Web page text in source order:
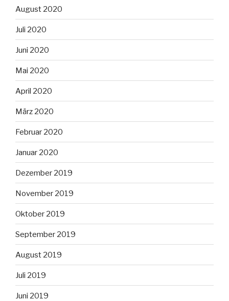
August 2020
Juli 2020
Juni 2020
Mai 2020
April 2020
März 2020
Februar 2020
Januar 2020
Dezember 2019
November 2019
Oktober 2019
September 2019
August 2019
Juli 2019
Juni 2019